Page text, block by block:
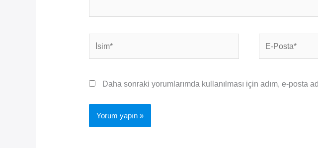
Posta*
Daha sonraki yorumlarımda kullanılması için adım, e-posta